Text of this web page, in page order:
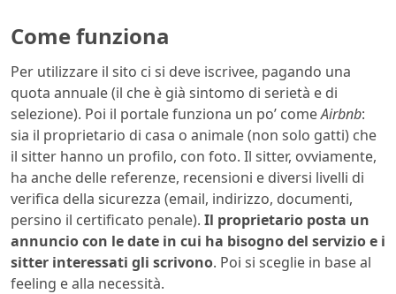
Come funziona
Per utilizzare il sito ci si deve iscrivee, pagando una
quota annuale (il che è già sintomo di serietà e di
selezione). Poi il portale funziona un po’ comeAirbnb:
sia il proprietario di casa o animale (non solo gatti) che
il sitter hanno un profilo, con foto. Il sitter, ovviamente,
ha anche delle referenze, recensioni e diversi livelli di
verifica della sicurezza (email, indirizzo, documenti,
persino il certificato penale). Il proprietario posta un
annuncio con le date in cui ha bisogno del servizio e i
sitter interessati gli scrivono. Poi si sceglie in base al
feeling e alla necessità.